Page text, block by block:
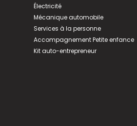
Électricité
Mécanique automobile
Services à la personne
Accompagnement Petite enfance
Kit auto-entrepreneur